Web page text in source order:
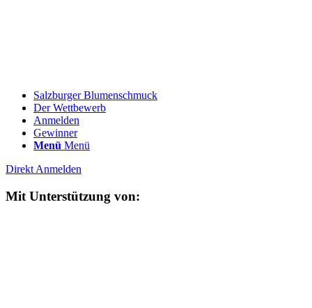
Salzburger Blumenschmuck
Der Wettbewerb
Anmelden
Gewinner
Menü Menü
Direkt Anmelden
Mit Unterstützung von: